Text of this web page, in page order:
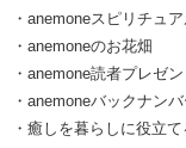
・anemoneスピリチュ
・anemoneのお花畑
・anemone読者プレゼン
・anemoneバックナン
・癒しを暮らしに役立